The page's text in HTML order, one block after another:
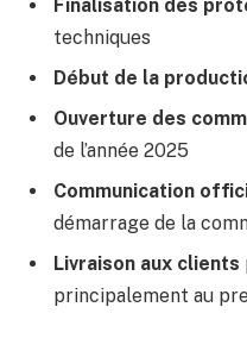
Finalisation des
techniques
Début de la
Ouverture des
de l’année 2025
Communication
démarrage de la
Livraison aux clients
principalement au